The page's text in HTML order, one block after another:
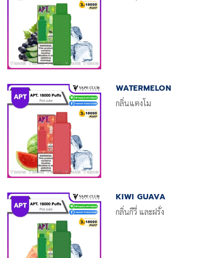
WATERMELON
กลิ่นแตงโม
KIWI GUAVA
กลิ่นกีวี่ และฝรั่ง